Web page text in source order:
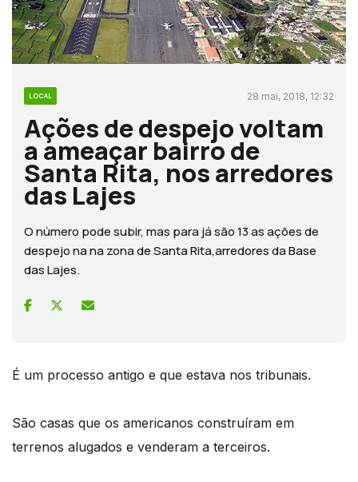
LOCAL 28 mai, 2018, 12:32
Ações de despejo voltam
a ameaçar bairro de
Santa Rita, nos arredores
das Lajes
O número pode subir, mas para já são 13 as ações de
despejo na na zona de Santa Rita,arredores da Base
das Lajes.
É um processo antigo e que estava nos tribunais.
São casas que os americanos construíram em
terrenos alugados e venderam a terceiros.